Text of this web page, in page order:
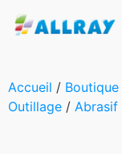
Accueil / Boutique
Outillage / Abrasif